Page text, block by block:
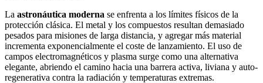
La astronáutica moderna se enfrenta a los límites físicos de la
protección clásica. El metal y los compuestos resultan demasiado
pesados para misiones de larga distancia, y agregar más material
incrementa exponencialmente el coste de lanzamiento. El uso de
campos electromagnéticos y plasma surge como una alternativa
elegante, abriendo el camino hacia una barrera activa, liviana y auto-
regenerativa contra la radiación y temperaturas extremas.